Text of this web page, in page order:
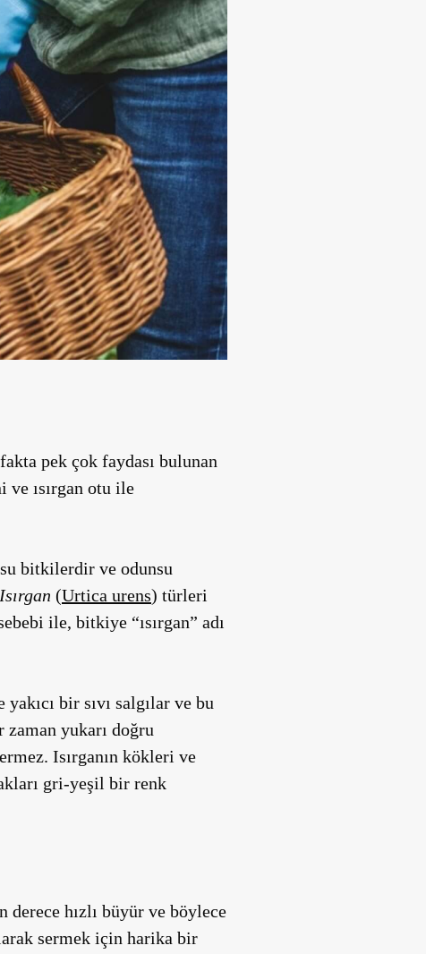
pek çok faydası bulunan
ısırgan otu ile
bitkilerdir ve odunsu
(Urtica urens) türleri
ile, bitkiye “ısırgan” adı
bir sıvı salgılar ve bu
yukarı doğru
Isırganın kökleri ve
gri-yeşil bir renk
derece hızlı büyür ve böylece
sermek için harika bir